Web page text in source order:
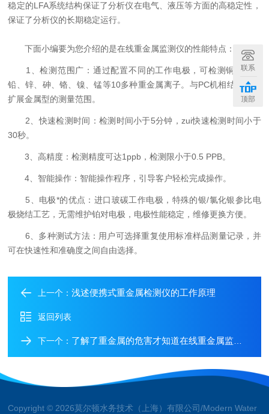
稳定的LFA系统结构保证了分析仪在电气、液压等方面的高稳定性，
保证了分析仪的长期稳定运行。
下面小编要为您介绍的是在线重金属监测仪的性能特点：
1、检测范围广：通过配置不同的工作电极，可检测铜、镉、
铅、锌、砷、铬、镍、锰等10多种重金属离子。与PC机相结合，可
扩展金属型的测量范围。
2、快速检测时间：检测时间小于5分钟，zui快速检测时间小于
30秒。
3、高精度：检测精度可达1ppb，检测限小于0.5 PPB。
4、智能操作：智能操作程序，引导客户轻松完成操作。
5、电极*的优点：进口玻碳工作电极，特殊的银/氯化银参比电
极烧结工艺，无需维护铂对电极，电极性能稳定，维修更换方便。
6、多种测试方法：用户可选择重复使用标准样品测量记录，并
可在快速性和准确度之间自由选择。
上一个：浅述便携式重金属检测仪的工作原理
返回列表
下一个： 了解了重金属的危害才知道在线重金属监测仪有多重要
Copyright © 2026莫尔顿水务技术（上海）有限公司/Modern Water
联系
顶部